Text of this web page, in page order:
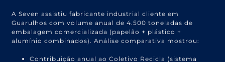
A Seven assistiu fabricante industrial cliente em
Guarulhos com volume anual de 4.500 toneladas de
embalagem comercializada (papelão + plástico +
alumínio combinados). Análise comparativa mostrou:
Contribuição anual ao Coletivo Recicla (sistema